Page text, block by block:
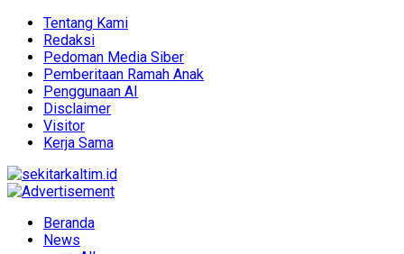
Tentang Kami
Redaksi
Pedoman Media Siber
Pemberitaan Ramah Anak
Penggunaan AI
Disclaimer
Visitor
Kerja Sama
Beranda
News